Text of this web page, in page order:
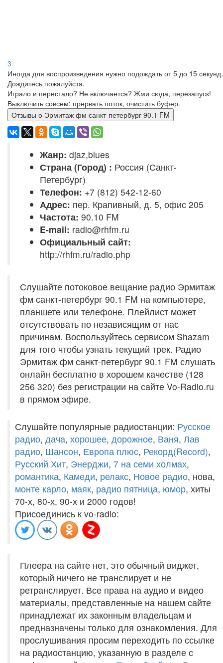
3
Иногда для воспроизведения нужно подождать от 5 до 15 секунд.
Дождитесь пожалуйста.
Играло и перестало? Не включается? Жми сюда, перезапуск!
Выключить совсем: прервать поток, очистить буфер.
Отзывы о Эрмитаж фм санкт-петербург 90.1 FM
Жанр: djaz,blues
Страна (Город) : Россия (Санкт-
Петербург)
Телефон: +7 (812) 542-12-60
Адрес: пер. Крапивный, д. 5, офис 205
Частота: 90.10 FM
E-mail: radio@rhfm.ru
Официальный сайт:
http://rhfm.ru/radio.php
Слушайте потоковое вещание радио Эрмитаж
фм санкт-петербург 90.1 FM на компьютере,
планшете или телефоне. Плейлист может
отсутствовать по независящим от нас
причинам. Воспользуйтесь сервисом Shazam
для того чтобы узнать текущий трек. Радио
Эрмитаж фм санкт-петербург 90.1 FM слушать
онлайн бесплатно в хорошем качестве (128
256 320) без регистрации на сайте Vo-Radio.ru
в прямом эфире.
Слушайте популярные радиостанции: Русское
радио, дача, хорошее, дорожное, Ваня, Лав
радио, Шансон, Европа плюс, Рекорд(Record),
Русский Хит, Энерджи, 7 на семи холмах,
романтика, Камеди, релакс, Новое радио, нова,
монте карло, маяк, радио пятница, юмор, хиты
70-х, 80-х, 90-х и 2000 годов!
Присоединись к vo-radio:
Плеера на сайте нет, это обычный виджет,
который ничего не транслирует и не
ретранслирует. Все права на аудио и видео
материалы, представленные на нашем сайте
принадлежат их законным владельцам и
предназначены только для ознакомления. Для
прослушивания просим переходить по ссылке
на радиостанцию, указанную в разделе с